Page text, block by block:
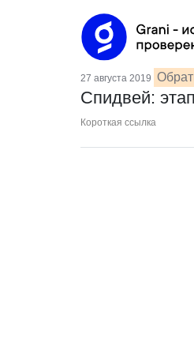
27 августа 2019
Спидвей:
Короткая ссылка